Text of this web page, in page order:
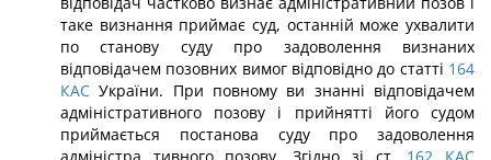
таке визнання приймає суд, останній може ухвалити
по станову суду про задоволення визнаних
відповідачем позовних вимог відповідно до статті 164
КАС України. При повному ви знанні відповідачем
адміністративного позову і прийнятті його судом
приймається постанова суду про задоволення